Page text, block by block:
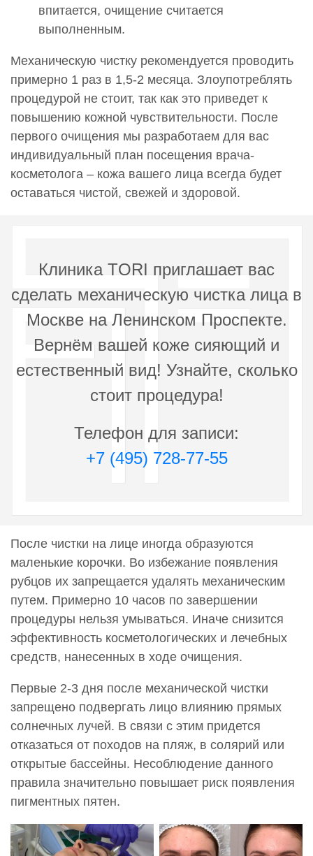
впитается, очищение считается
выполненным.
Механическую чистку рекомендуется проводить
примерно 1 раз в 1,5-2 месяца. Злоупотреблять
процедурой не стоит, так как это приведет к
повышению кожной чувствительности. После
первого очищения мы разработаем для вас
индивидуальный план посещения врача-
косметолога – кожа вашего лица всегда будет
оставаться чистой, свежей и здоровой.
Клиника TORI приглашает вас
сделать механическую чистка лица в
Москве на Ленинском Проспекте.
Вернём вашей коже сияющий и
естественный вид! Узнайте, сколько
стоит процедура!
Телефон для записи:
+7 (495) 728-77-55
После чистки на лице иногда образуются
маленькие корочки. Во избежание появления
рубцов их запрещается удалять механическим
путем. Примерно 10 часов по завершении
процедуры нельзя умываться. Иначе снизится
эффективность косметологических и лечебных
средств, нанесенных в ходе очищения.
Первые 2-3 дня после механической чистки
запрещено подвергать лицо влиянию прямых
солнечных лучей. В связи с этим придется
отказаться от походов на пляж, в солярий или
открытые бассейны. Несоблюдение данного
правила значительно повышает риск появления
пигментных пятен.